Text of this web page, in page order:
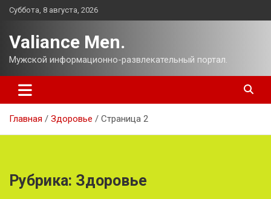
Перейти
Суббота, 8 августа, 2026
Valiance Men.
Мужской информационно-развлекательный портал.
Главная Здоровье Страница 2
Рубрика: Здоровье